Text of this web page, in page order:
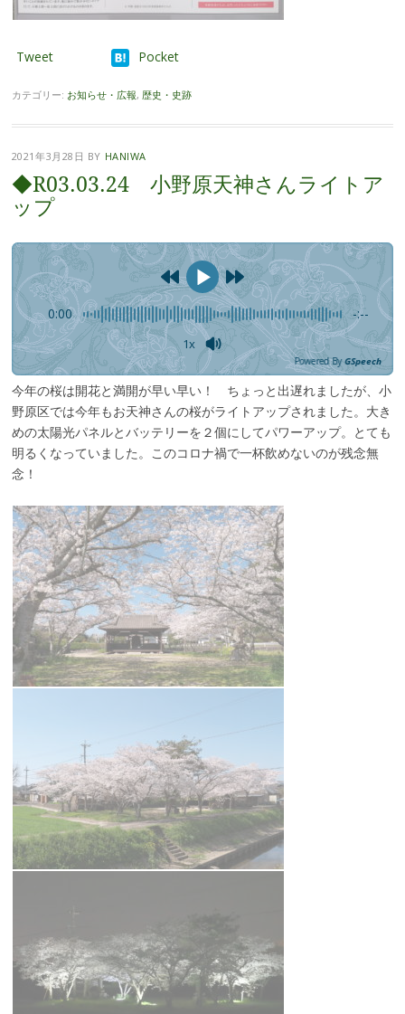
Tweet Pocket
カテゴリー: お知らせ・広報, 歴史・史跡
2021年3月28日 BY HANIWA
◆R03.03.24 小野原天神さんライトア
ップ
0:00 -:--
1x
Powered By GSpeech
今年の桜は開花と満開が早い早い！ ちょっと出遅れましたが、小
野原区では今年もお天神さんの桜がライトアップされました。大き
めの太陽光パネルとバッテリーを２個にしてパワーアップ。とても
明るくなっていました。このコロナ禍で一杯飲めないのが残念無
念！